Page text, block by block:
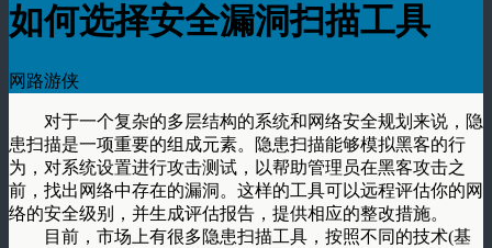
如何选择安全漏洞扫描工具
网路游侠
对于一个复杂的多层结构的系统和网络安全规划来说，隐
患扫描是一项重要的组成元素。隐患扫描能够模拟黑客的行
为，对系统设置进行攻击测试，以帮助管理员在黑客攻击之
前，找出网络中存在的漏洞。这样的工具可以远程评估你的网
络的安全级别，并生成评估报告，提供相应的整改措施。
目前，市场上有很多隐患扫描工具，按照不同的技术(基